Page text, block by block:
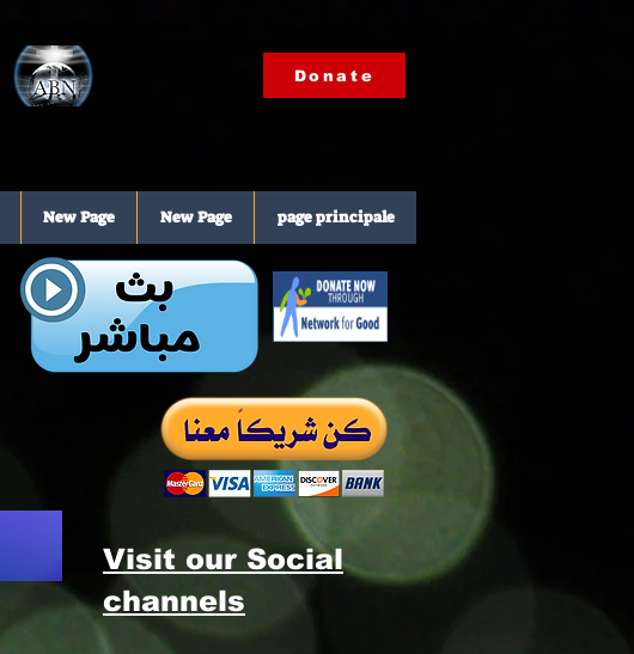
Donate
page principale
New Page
New Page
Visit our Social
channels